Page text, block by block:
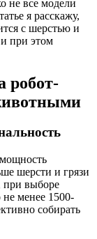
не все модели
я расскажу,
с шерстью и
при этом
робот-
шерсти и грязи
при выборе
менее 1500-
собирать